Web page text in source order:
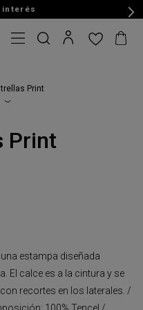
Print
Print
estampa diseñada
El calce es a la cintura y se
recortes en los laterales. /